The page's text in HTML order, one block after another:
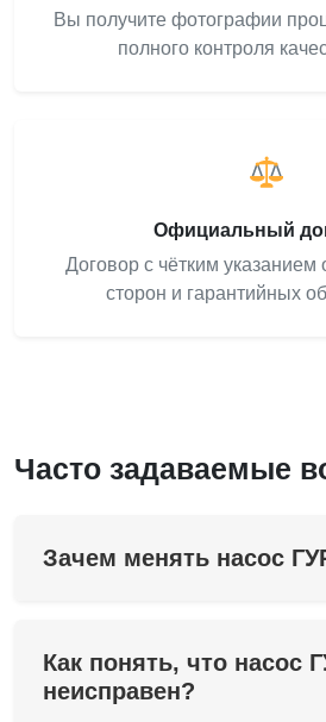
Вы получите фотографии
полного контроля
Официальный
Договор с чётким указанием
сторон и гарантийных
Часто задаваемые
Зачем менять насос
Как понять, что насос
неисправен?